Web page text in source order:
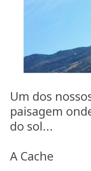
Um dos
paisagem
do sol...
A Cache